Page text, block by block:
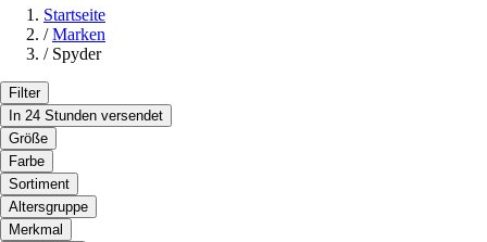
Startseite
/ Marken
/ Spyder
Filter
In 24 Stunden versendet
Größe
Farbe
Sortiment
Altersgruppe
Merkmal